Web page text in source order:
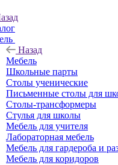
Назад
Мебель
Школьные парты
Столы ученические
Письменные столы для
Столы-трансформеры
Стулья для школы
Мебель для учителя
Лабораторная мебель
Мебель для гардероба и
Мебель для коридоров